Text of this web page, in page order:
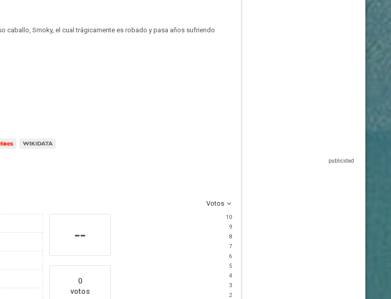
caballo, Smoky, el cual trágicamente es robado y pasa años sufriendo
Votos
--
0
votos
10
9
8
7
6
5
4
3
2